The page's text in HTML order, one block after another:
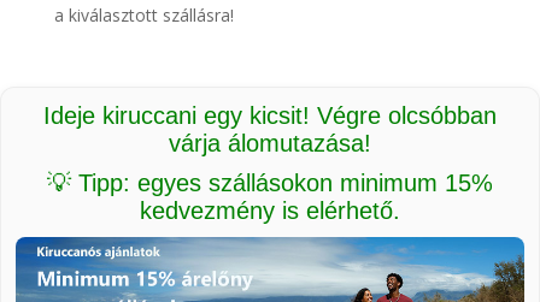
a kiválasztott szállásra!
Ideje kiruccani egy kicsit! Végre olcsóbban
várja álomutazása!
💡 Tipp: egyes szállásokon minimum 15%
kedvezmény is elérhető.